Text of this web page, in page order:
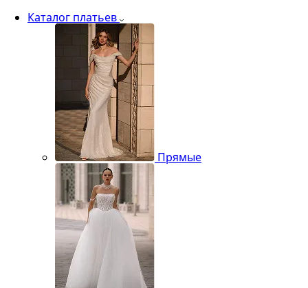
Каталог платьев
Прямые